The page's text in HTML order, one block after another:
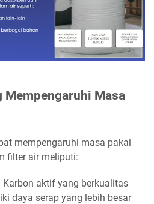
Mempengaruhi Masa
mempengaruhi masa pakai
filter air meliputi:
Karbon aktif yang berkualitas
daya serap yang lebih besar